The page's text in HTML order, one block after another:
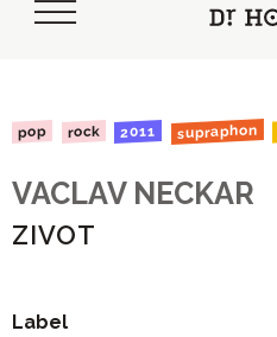
pop rock 2011 supraphon
VACLAV NECKAR
ZIVOT
Label